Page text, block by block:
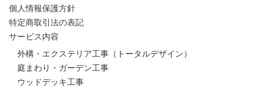
個人情報保護方針
特定商取引法の表記
サービス内容
外構・エクステリア工事（トータルデザイン）
庭まわり・ガーデン工事
ウッドデッキ工事